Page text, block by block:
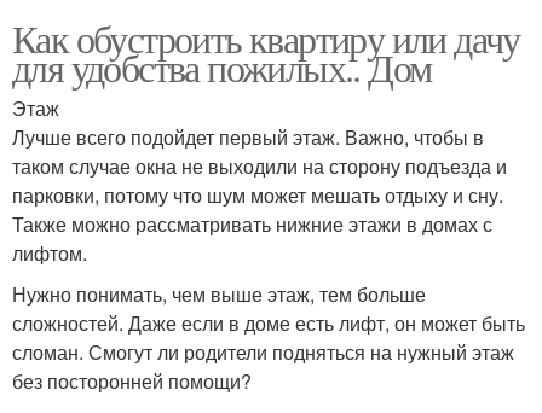
Как обустроить квартиру или дачу
для удобства пожилых.. Дом
Этаж
Лучше всего подойдет первый этаж. Важно, чтобы в
таком случае окна не выходили на сторону подъезда и
парковки, потому что шум может мешать отдыху и сну.
Также можно рассматривать нижние этажи в домах с
лифтом.
Нужно понимать, чем выше этаж, тем больше
сложностей. Даже если в доме есть лифт, он может быть
сломан. Смогут ли родители подняться на нужный этаж
без посторонней помощи?